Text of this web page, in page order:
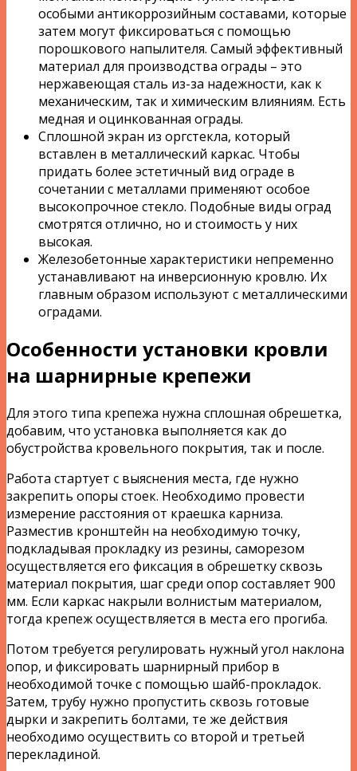
особыми антикоррозийным составами, которые
затем могут фиксироваться с помощью
порошкового напылителя. Самый эффективный
материал для производства ограды – это
нержавеющая сталь из-за надежности, как к
механическим, так и химическим влияниям. Есть
медная и оцинкованная ограды.
Сплошной экран из оргстекла, который
вставлен в металлический каркас. Чтобы
придать более эстетичный вид ограде в
сочетании с металлами применяют особое
высокопрочное стекло. Подобные виды оград
смотрятся отлично, но и стоимость у них
высокая.
Железобетонные характеристики непременно
устанавливают на инверсионную кровлю. Их
главным образом используют с металлическими
оградами.
Особенности установки кровли
на шарнирные крепежи
Для этого типа крепежа нужна сплошная обрешетка,
добавим, что установка выполняется как до
обустройства кровельного покрытия, так и после.
Работа стартует с выяснения места, где нужно
закрепить опоры стоек. Необходимо провести
измерение расстояния от краешка карниза.
Разместив кронштейн на необходимую точку,
подкладывая прокладку из резины, саморезом
осуществляется его фиксация в обрешетку сквозь
материал покрытия, шаг среди опор составляет 900
мм. Если каркас накрыли волнистым материалом,
тогда крепеж осуществляется в места его прогиба.
Потом требуется регулировать нужный угол наклона
опор, и фиксировать шарнирный прибор в
необходимой точке с помощью шайб-прокладок.
Затем, трубу нужно пропустить сквозь готовые
дырки и закрепить болтами, те же действия
необходимо осуществить со второй и третьей
перекладиной.